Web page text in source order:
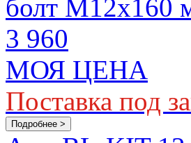
болт M12х160
3 960
МОЯ ЦЕНА
Поставка под
Подробнее >